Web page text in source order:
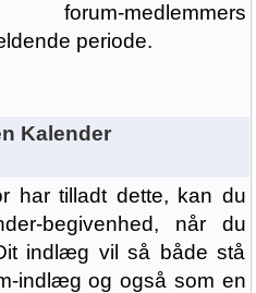
medlemmers
periode.
Kalender
har tilladt dette, kan du
begivenhed, når du
indlæg vil så både stå
indlæg og også som en